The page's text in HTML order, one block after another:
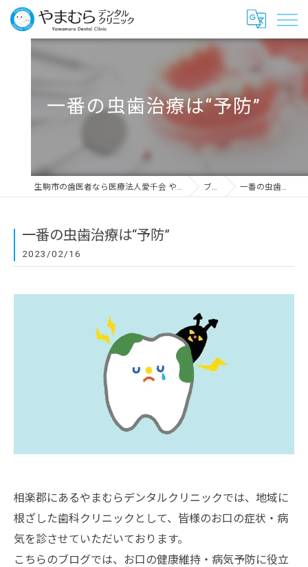
一番の虫歯治療は“予防”
生駒市の歯医者なら医療法人愛千会 やまむらデンタルクリニック ブログ 一番の虫歯治療は“予防”
一番の虫歯治療は“予防”
2023/02/16
相楽郡にあるやまむらデンタルクリニックでは、地域に
根ざした歯科クリニックとして、皆様のお口の症状・病
気を診させていただいております。
こちらのブログでは、お口の健康維持・病気予防に役立